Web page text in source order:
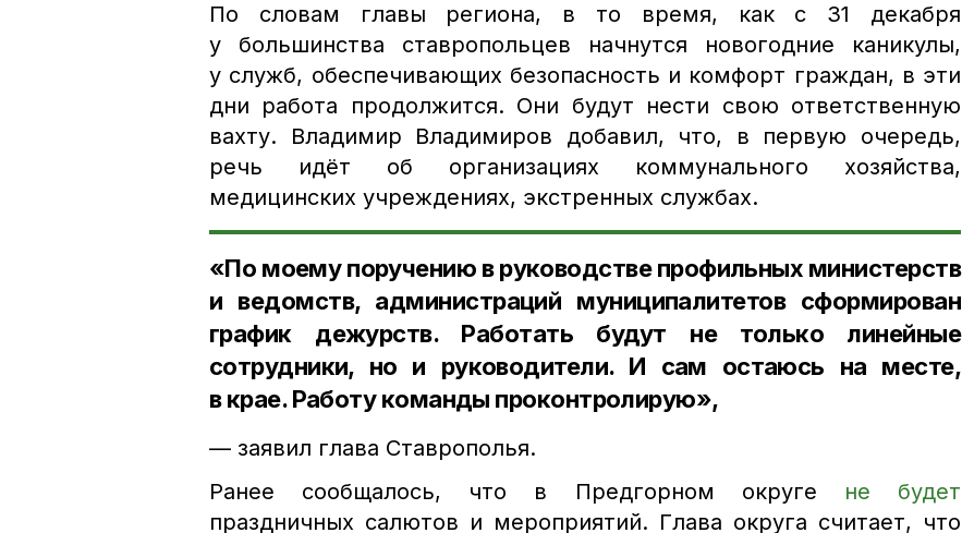
По словам главы региона, в то время, как с 31 декабря
у большинства ставропольцев начнутся новогодние каникулы,
у служб, обеспечивающих безопасность и комфорт граждан, в эти
дни работа продолжится. Они будут нести свою ответственную
вахту. Владимир Владимиров добавил, что, в первую очередь,
речь идёт об организациях коммунального хозяйства,
медицинских учреждениях, экстренных службах.
«По моему поручению в руководстве профильных министерств
и ведомств, администраций муниципалитетов сформирован
график дежурств. Работать будут не только линейные
сотрудники, но и руководители. И сам остаюсь на месте,
в крае. Работу команды проконтролирую»,
— заявил глава Ставрополья.
Ранее сообщалось, что в Предгорном округе не будет
праздничных салютов и мероприятий. Глава округа считает, что